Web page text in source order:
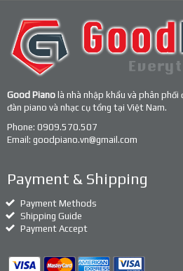
Good Piano là nhà nhập khẩu và phân
đàn piano và nhạc cụ tổng tại Việt Nam.
Phone: 0909.570.507
Email: goodpiano.vn@gmail.com
Payment & Shipping
Payment Methods
Shipping Guide
Payment Accept